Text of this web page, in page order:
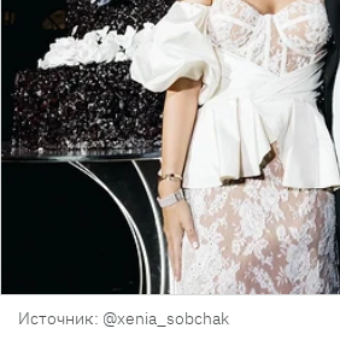
Источник: @xenia_sobchak